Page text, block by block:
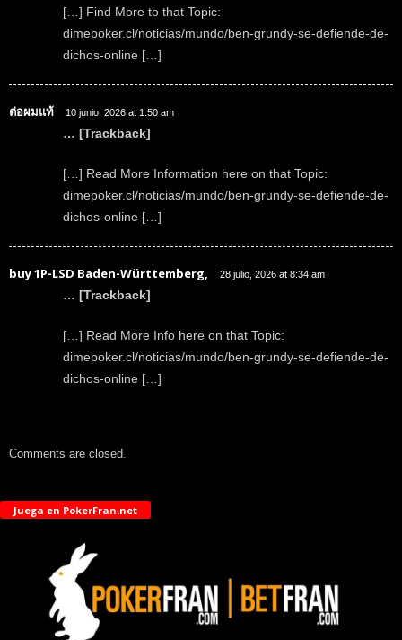
[…] Find More to that Topic:
dimepoker.cl/noticias/mundo/ben-grundy-se-defiende-de-
dichos-online […]
ต่อผมแท้ 10 junio, 2026 at 1:50 am
… [Trackback]
[…] Read More Information here on that Topic:
dimepoker.cl/noticias/mundo/ben-grundy-se-defiende-de-
dichos-online […]
buy 1P-LSD Baden-Württemberg, 28 julio, 2026 at 8:34 am
… [Trackback]
[…] Read More Info here on that Topic:
dimepoker.cl/noticias/mundo/ben-grundy-se-defiende-de-
dichos-online […]
Comments are closed.
Juega en PokerFran.net